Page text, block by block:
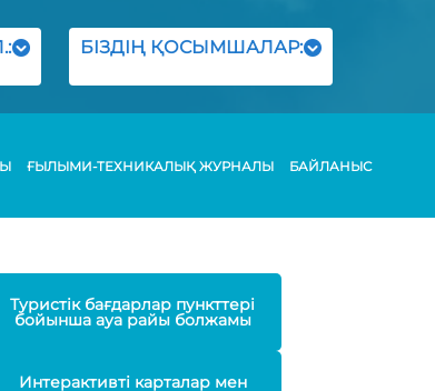
БІЗДІҢ ҚОСЫМШАЛАР:
ҒЫЛЫМИ-ТЕХНИКАЛЫҚ ЖУРНАЛЫ БАЙЛАНЫС
Туристік бағдарлар пункттері
бойынша ауа райы болжамы
Интерактивті карталар мен